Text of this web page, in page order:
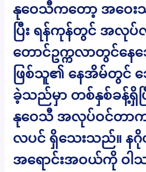
နုဝေသီကတော့ အဝေး
ပြီး ရန်ကုန်တွင် အလုပ်
တောင်ဥက္ကလာတွင်နေသ
ဖြစ်သူ၏ နေအိမ်တွင်
ခဲ့သည်မှာ တစ်နှစ်ခန့်ရှိပ
နုဝေသီ အလုပ်ဝင်တာက
လပင် ရှိသေးသည်။ န
အရောင်းအဝယ်ကို ဝါသန